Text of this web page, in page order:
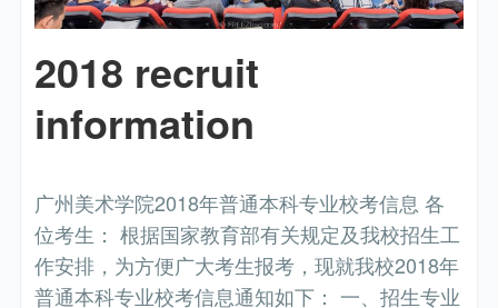
2018 recruit
information
广州美术学院2018年普通本科专业校考信息 各
位考生： 根据国家教育部有关规定及我校招生工
作安排，为方便广大考生报考，现就我校2018年
普通本科专业校考信息通知如下： 一、招生专业